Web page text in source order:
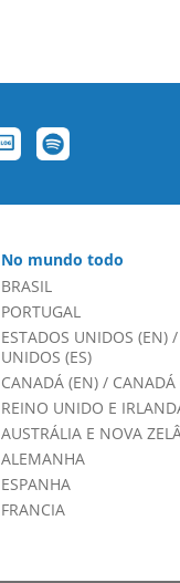
No mundo todo
BRASIL
PORTUGAL
ESTADOS UNIDOS (EN)/
UNIDOS (ES)
CANADÁ (EN)/ CANADÁ
REINO UNIDO E
AUSTRÁLIA E NOVA
ALEMANHA
ESPANHA
FRANCIA